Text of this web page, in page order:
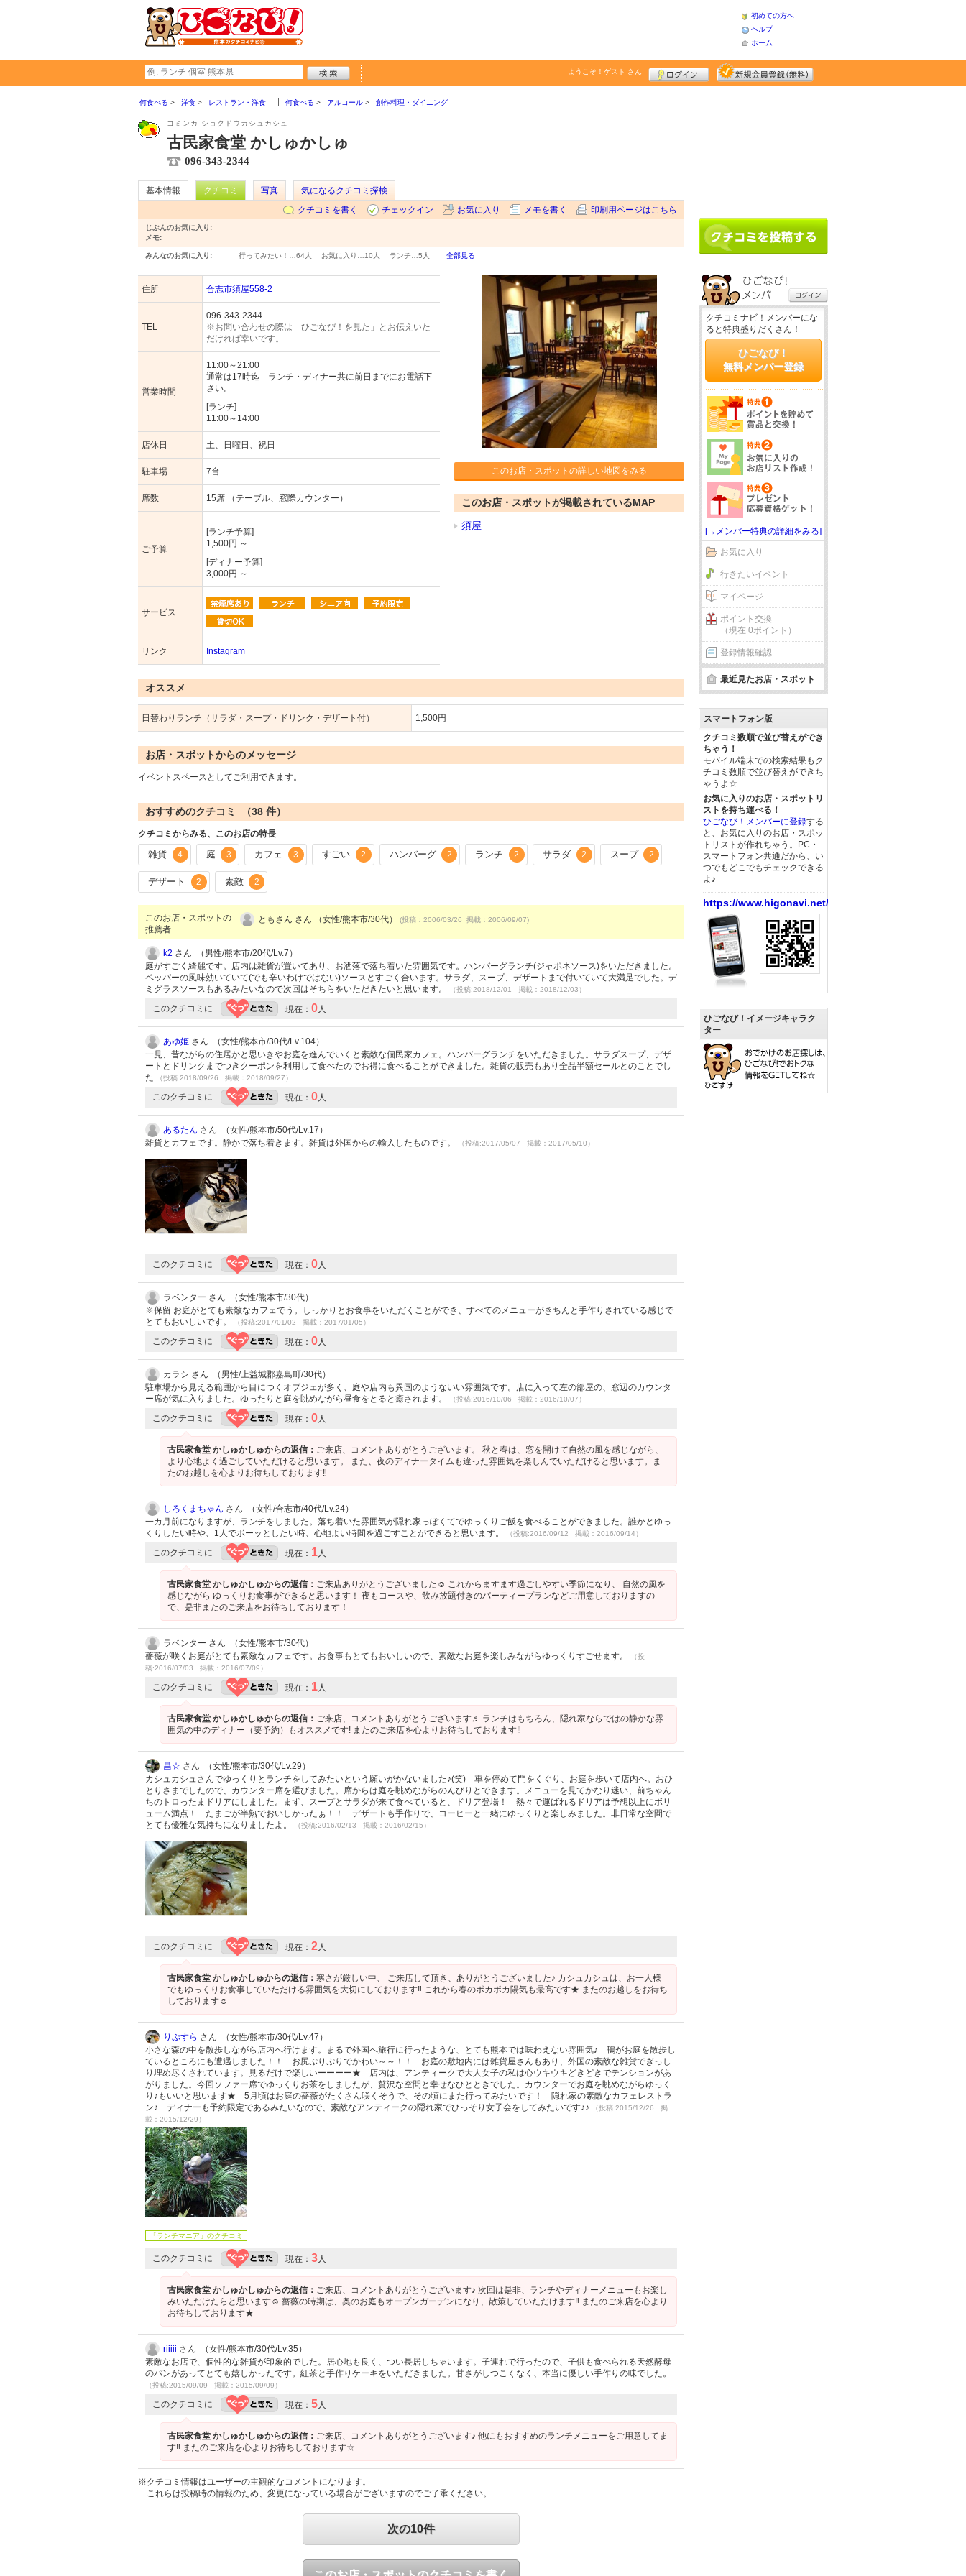
初めての方へ
ヘルプ
ホーム
ようこそ！ ゲスト さん
何食べる 洋食 レストラン・洋食 何食べる アルコール 創作料理・ダイニング
コミンカ ショクドウカシュカシュ
古民家食堂 かしゅかしゅ
096-343-2344
基本情報 クチコミ 写真
気になるクチコミ探検
クチコミを書く
チェックイン お気に入り メモを書く 印刷用ページはこちら
じぶんのお気に入り:
メモ:
みんなのお気に入り: 行ってみたい！… 64人 お気に入り… 10人 ランチ… 5人 全部見る
住所 合志市須屋558-2
TEL
096-343-2344
※お問い合わせの際は「ひごなび！を見た」とお伝えいた
だければ幸いです。
営業時間
11:00～21:00
通常は17時迄 ランチ・ディナー共に前日までにお電話下
さい。
[ランチ]
11:00～14:00
店休日 土、日曜日、祝日
駐車場 7台
席数 15席 （テーブル、窓際カウンター）
ご予算
[ランチ予算]
1,500円 ～
[ディナー予算]
3,000円 ～
サービス
リンク Instagram
このお店・スポットの詳しい地図をみる
このお店・スポットが掲載されているMAP
須屋
オススメ
日替わりランチ（サラダ・スープ・ドリンク・デザート付） 1,500円
お店・スポットからのメッセージ
イベントスペースとしてご利用できます。
おすすめのクチコミ （38 件）
クチコミからみる、このお店の特長
雑貨 4 庭 3 カフェ 3 すごい 2 ハンバーグ 2 ランチ 2 サラダ 2 スープ 2
デザート 2 素敵 2
このお店・スポットの
推薦者
ともさん さん （女性/熊本市/30代） (投稿：2006/03/26 掲載：2006/09/07)
k2 さん （男性/熊本市/20代/Lv.7）
庭がすごく綺麗です。店内は雑貨が置いてあり、お洒落で落ち着いた雰囲気です。ハンバーグランチ(ジャポネソース)をいただきました。
ペッパーの風味効いていて(でも辛いわけではない)ソースとすごく合います。サラダ、スープ、デザートまで付いていて大満足でした。デ
ミグラスソースもあるみたいなので次回はそちらをいただきたいと思います。
（投稿:2018/12/01 掲載：2018/12/03）
このクチコミに 現在： 0人
あゆ姫 さん （女性/熊本市/30代/Lv.104）
一見、昔ながらの住居かと思いきやお庭を進んでいくと素敵な個民家カフェ。ハンバーグランチをいただきました。サラダスープ、デザ
ートとドリンクまでつきクーポンを利用して食べたのでお得に食べることができました。雑貨の販売もあり全品半額セールとのことでし
た
（投稿:2018/09/26 掲載：2018/09/27）
このクチコミに 現在： 0人
あるたん さん （女性/熊本市/50代/Lv.17）
雑貨とカフェです。静かで落ち着きます。雑貨は外国からの輸入したものです。
（投稿:2017/05/07 掲載：2017/05/10）
このクチコミに 現在： 0人
ラベンター さん （女性/熊本市/30代）
※保留 お庭がとても素敵なカフェでう。しっかりとお食事をいただくことができ、すべてのメニューがきちんと手作りされている感じで
とてもおいしいです。
（投稿:2017/01/02 掲載：2017/01/05）
このクチコミに 現在： 0人
カラシ さん （男性/上益城郡嘉島町/30代）
駐車場から見える範囲から目につくオブジェが多く、庭や店内も異国のようないい雰囲気です。店に入って左の部屋の、窓辺のカウンタ
ー席が気に入りました。ゆったりと庭を眺めながら昼食をとると癒されます。
（投稿:2016/10/06 掲載：2016/10/07）
このクチコミに 現在： 0人
古民家食堂 かしゅかしゅからの返信： ご来店、コメントありがとうございます。 秋と春は、窓を開けて自然の風を感じながら、
より心地よく過ごしていただけると思います。 また、夜のディナータイムも違った雰囲気を楽しんでいただけると思います。ま
たのお越しを心よりお待ちしております‼︎
しろくまちゃん さん （女性/合志市/40代/Lv.24）
一カ月前になりますが、ランチをしました。落ち着いた雰囲気が隠れ家っぽくてでゆっくりご飯を食べることができました。誰かとゆっ
くりしたい時や、1人でボーッとしたい時、心地よい時間を過ごすことができると思います。
（投稿:2016/09/12 掲載：2016/09/14）
このクチコミに 現在： 1人
古民家食堂 かしゅかしゅからの返信： ご来店ありがとうございました☺︎ これからますます過ごしやすい季節になり、 自然の風を
感じながら ゆっくりお食事ができると思います！ 夜もコースや、飲み放題付きのパーティープランなどご用意しておりますの
で、是非またのご来店をお待ちしております！
ラベンター さん （女性/熊本市/30代）
薔薇が咲くお庭がとても素敵なカフェです。お食事もとてもおいしいので、素敵なお庭を楽しみながらゆっくりすごせます。
（投
稿:2016/07/03 掲載：2016/07/09）
このクチコミに 現在： 1人
古民家食堂 かしゅかしゅからの返信： ご来店、コメントありがとうございます♬ ランチはもちろん、隠れ家ならではの静かな雰
囲気の中のディナー（要予約）もオススメです! またのご来店を心よりお待ちしております‼︎
昌☆ さん （女性/熊本市/30代/Lv.29）
カシュカシュさんでゆっくりとランチをしてみたいという願いがかないました♪(笑) 車を停めて門をくぐり、お庭を歩いて店内へ。おひ
とりさまでしたので、カウンター席を選びました。席からは庭を眺めながらのんびりとできます。メニューを見てかなり迷い、前ちゃん
ちのトロったまドリアにしました。まず、スープとサラダが来て食べていると、ドリア登場！ 熱々で運ばれるドリアは予想以上にボリ
ューム満点！ たまごが半熟でおいしかったぁ！！ デザートも手作りで、コーヒーと一緒にゆっくりと楽しみました。非日常な空間で
とても優雅な気持ちになりましたよ。
（投稿:2016/02/13 掲載：2016/02/15）
このクチコミに 現在： 2人
古民家食堂 かしゅかしゅからの返信： 寒さが厳しい中、 ご来店して頂き、ありがとうございました♪ カシュカシュは、お一人様
でもゆっくりお食事していただける雰囲気を大切にしております‼︎ これから春のポカポカ陽気も最高です★ またのお越しをお待ち
しております☺︎
りぷすら さん （女性/熊本市/30代/Lv.47）
小さな森の中を散歩しながら店内へ行けます。まるで外国へ旅行に行ったような、とても熊本では味わえない雰囲気♪ 鴨がお庭を散歩し
ているところにも遭遇しました！！ お尻ぷりぷりでかわい～～！！ お庭の敷地内には雑貨屋さんもあり、外国の素敵な雑貨でぎっし
り埋め尽くされています。見るだけで楽しいーーーー★ 店内は、アンティークで大人女子の私は心ウキウキどきどきでテンションがあ
がりました。今回ソファー席でゆっくりお茶をしましたが、贅沢な空間と幸せなひとときでした。カウンターでお庭を眺めながらゆっく
り♪もいいと思います★ 5月頃はお庭の薔薇がたくさん咲くそうで、その頃にまた行ってみたいです！ 隠れ家の素敵なカフェレストラ
ン♪ ディナーも予約限定であるみたいなので、素敵なアンティークの隠れ家でひっそり女子会をしてみたいです♪♪
（投稿:2015/12/26 掲
載：2015/12/29）
「ランチマニア」のクチコミ
このクチコミに 現在： 3人
古民家食堂 かしゅかしゅからの返信： ご来店、コメントありがとうございます♪ 次回は是非、ランチやディナーメニューもお楽し
みいただけたらと思います☺︎ 薔薇の時期は、奥のお庭もオープンガーデンになり、散策していただけます‼︎ またのご来店を心より
お待ちしております★
riiiii さん （女性/熊本市/30代/Lv.35）
素敵なお店で、個性的な雑貨が印象的でした。居心地も良く、つい長居しちゃいます。子連れで行ったので、子供も食べられる天然酵母
のパンがあってとても嬉しかったです。紅茶と手作りケーキをいただきました。甘さがしつこくなく、本当に優しい手作りの味でした。
（投稿:2015/09/09 掲載：2015/09/09）
このクチコミに 現在： 5人
古民家食堂 かしゅかしゅからの返信： ご来店、コメントありがとうございます♪ 他にもおすすめのランチメニューをご用意してま
す‼︎ またのご来店を心よりお待ちしております☆
※クチコミ情報はユーザーの主観的なコメントになります。
これらは投稿時の情報のため、変更になっている場合がございますのでご了承ください。
次の10件
クチコミナビ！メンバーにな
ると特典盛りだくさん！
ひごなび！
無料メンバー登録
[→メンバー特典の詳細をみる]
お気に入り
行きたいイベント
マイページ
ポイント交換
（現在 0ポイント）
登録情報確認
最近見たお店・スポット
スマートフォン版
クチコミ数順で並び替えができ
ちゃう！
モバイル端末での検索結果もク
チコミ数順で並び替えができち
ゃうよ☆
お気に入りのお店・スポットリ
ストを持ち運べる！
ひごなび！メンバーに登録する
と、お気に入りのお店・スポッ
トリストが作れちゃう。PC・
スマートフォン共通だから、い
つでもどこでもチェックできる
よ♪
https://www.higonavi.net/
ひごなび！イメージキャラク
ター